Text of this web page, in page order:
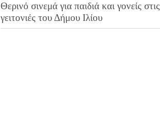
Θερινό σινεμά για παιδιά και γονείς στις
γειτονιές του Δήμου Ιλίου